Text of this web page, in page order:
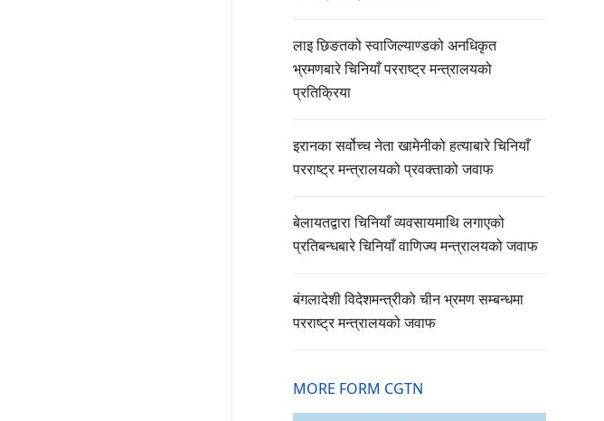
लाइ छिङतको स्वाजिल्याण्डको अनधिकृत
भ्रमणबारे चिनियाँ परराष्ट्र मन्त्रालयको
प्रतिक्रिया
इरानका सर्वोच्च नेता खामेनीको हत्याबारे चिनियाँ
परराष्ट्र मन्त्रालयको प्रवक्ताको जवाफ
बेलायतद्वारा चिनियाँ व्यवसायमाथि लगाएको
प्रतिबन्धबारे चिनियाँ वाणिज्य मन्त्रालयको जवाफ
बंगलादेशी विदेशमन्त्रीको चीन भ्रमण सम्बन्धमा
परराष्ट्र मन्त्रालयको जवाफ
MORE FORM CGTN